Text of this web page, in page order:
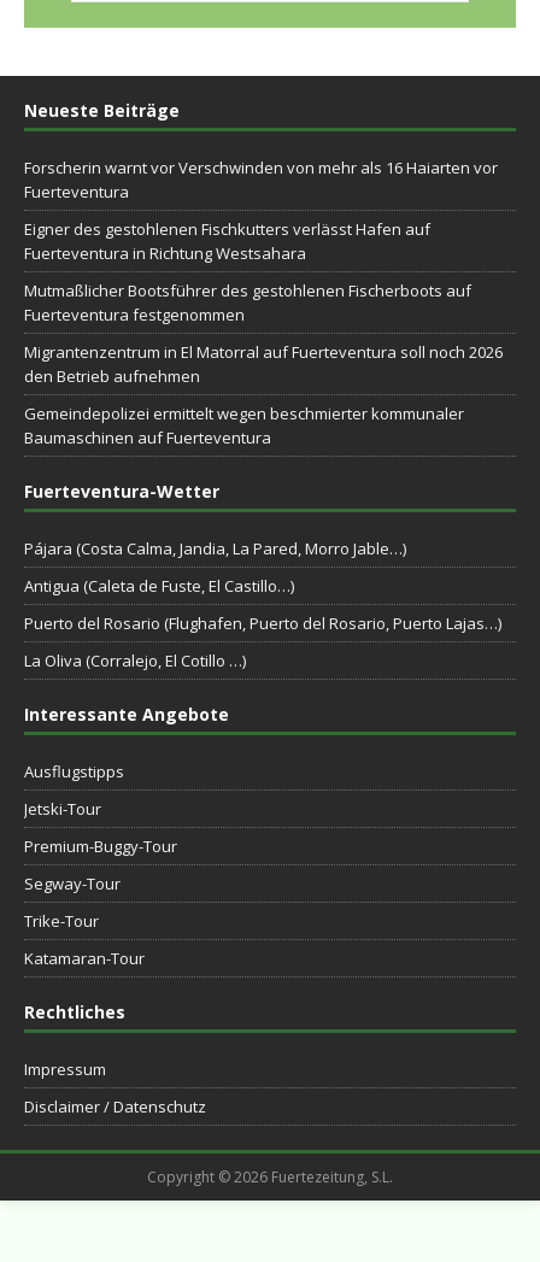
Neueste Beiträge
Forscherin warnt vor Verschwinden von mehr als 16 Haiarten vor
Fuerteventura
Eigner des gestohlenen Fischkutters verlässt Hafen auf
Fuerteventura in Richtung Westsahara
Mutmaßlicher Bootsführer des gestohlenen Fischerboots auf
Fuerteventura festgenommen
Migrantenzentrum in El Matorral auf Fuerteventura soll noch 2026
den Betrieb aufnehmen
Gemeindepolizei ermittelt wegen beschmierter kommunaler
Baumaschinen auf Fuerteventura
Fuerteventura-Wetter
Pájara (Costa Calma, Jandia, La Pared, Morro Jable…)
Antigua (Caleta de Fuste, El Castillo…)
Puerto del Rosario (Flughafen, Puerto del Rosario, Puerto Lajas…)
La Oliva (Corralejo, El Cotillo …)
Interessante Angebote
Ausflugstipps
Jetski-Tour
Premium-Buggy-Tour
Segway-Tour
Trike-Tour
Katamaran-Tour
Rechtliches
Impressum
Disclaimer / Datenschutz
Copyright © 2026 Fuertezeitung, S.L.